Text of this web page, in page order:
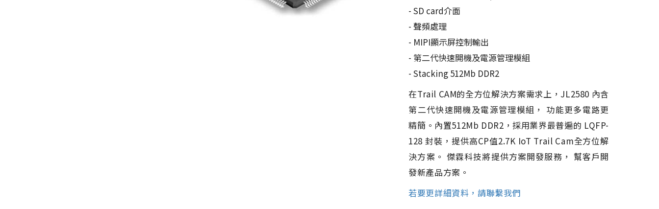
- SD card介面
- 聲頻處理
- MIPI顯示屏控制輸出
- 第二代快速開機及電源管理模組
- Stacking 512Mb DDR2
在Trail CAM的全方位解決方案需求上，JL2580 內含
第二代快速開機及電源管理模組， 功能更多電路更
精簡。內置512Mb DDR2，採用業界最普遍的 LQFP-
128 封裝，提供高CP值2.7K IoT Trail Cam全方位解
決方案。 傑霖科技將提供方案開發服務， 幫客戶開
發新產品方案。
若要更詳細資料，請聯繫我們